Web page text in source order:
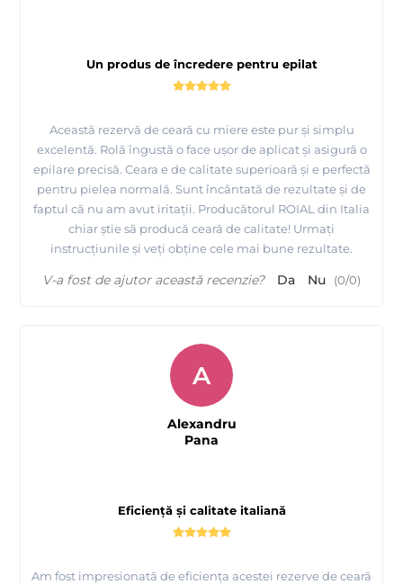
Un produs de încredere pentru epilat
Această rezervă de ceară cu miere este pur și simplu
excelentă. Rolă îngustă o face ușor de aplicat și asigură o
epilare precisă. Ceara e de calitate superioară și e perfectă
pentru pielea normală. Sunt încântată de rezultate și de
faptul că nu am avut iritații. Producătorul ROIAL din Italia
chiar știe să producă ceară de calitate! Urmați
instrucțiunile și veți obține cele mai bune rezultate.
V-a fost de ajutor această recenzie? Da Nu (0/0)
Eficiență și calitate italiană
Am fost impresionată de eficiența acestei rezerve de ceară
A
Alexandru
Pana